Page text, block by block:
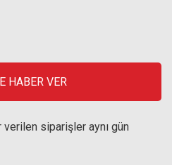
HABER VER
verilen siparişler aynı gün